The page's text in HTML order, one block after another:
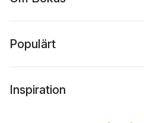
Populärt
Inspiration